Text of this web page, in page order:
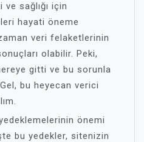
sağlığı için
hayati öneme
veri felaketlerinin
olabilir. Peki,
gitti ve bu sorunla
bu heyecan verici
önemi
bu yedekler, sitenizin